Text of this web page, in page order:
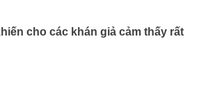
cho các khán giả cảm thấy rất